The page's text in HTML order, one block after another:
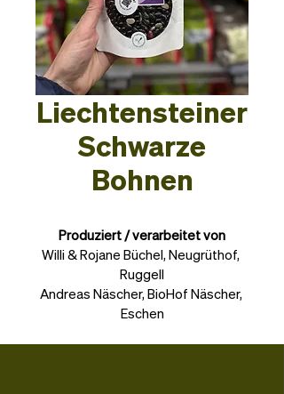
Liechtensteiner
Schwarze
Bohnen
Produziert / verarbeitet von
Willi & Rojane Büchel, Neugrüthof,
Ruggell
Andreas Näscher, BioHof Näscher,
Eschen